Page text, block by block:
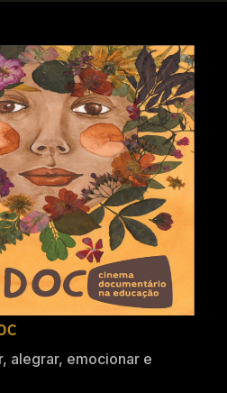
alegrar, emocionar e